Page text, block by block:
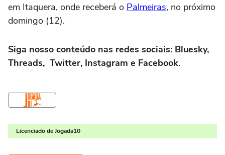
em Itaquera, onde receberá o Palmeiras, no próximo
domingo (12).
Siga nosso conteúdo nas redes sociais: Bluesky,
Threads, Twitter, Instagram e Facebook.
Licenciado de Jogada10